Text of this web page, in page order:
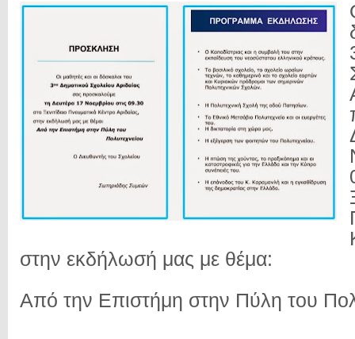
στην εκδήλωσή μας με θέμα:
Από την Επιστήμη στην Πύλη του